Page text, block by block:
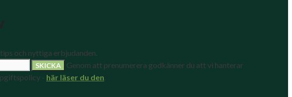
och nyttiga erbjudanden.
Genom att prenumerera godkänner du att vi hanterar
- här läser du den